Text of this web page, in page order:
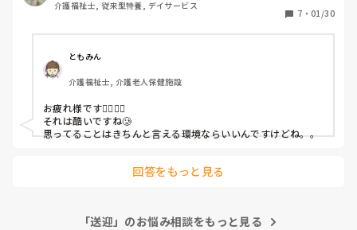
介護福祉士, 従来型特養, デイサービス
7 ・ 01/30
ともみん
介護福祉士, 介護老人保健施設
お疲れ様です🙇‍♀️🙇‍♀️
それは酷いですね🥲
思ってることはきちんと言える環境ならいいんですけどね。。
回答をもっと見る
「送迎」のお悩み相談をもっと見る